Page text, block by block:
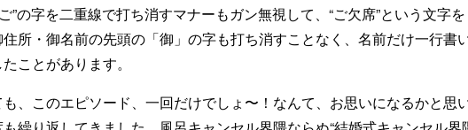
ご”の字を二重線で打ち消すマナーもガン無視して、“ご欠席”という文字
所・御名前の先頭の「御」の字も打ち消すことなく、名前だけ一行書
ことがあります。
、このエピソード、一回だけでしょ〜！なんて、お思いになるかと思